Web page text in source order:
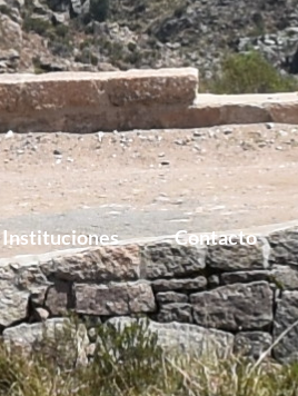
Instituciones Contacto